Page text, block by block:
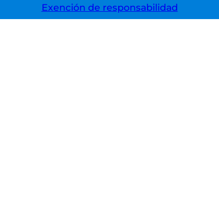
Exención de responsabilidad